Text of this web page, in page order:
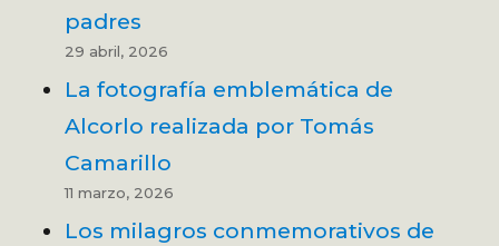
padres
29 abril, 2026
La fotografía emblemática de
Alcorlo realizada por Tomás
Camarillo
11 marzo, 2026
Los milagros conmemorativos de